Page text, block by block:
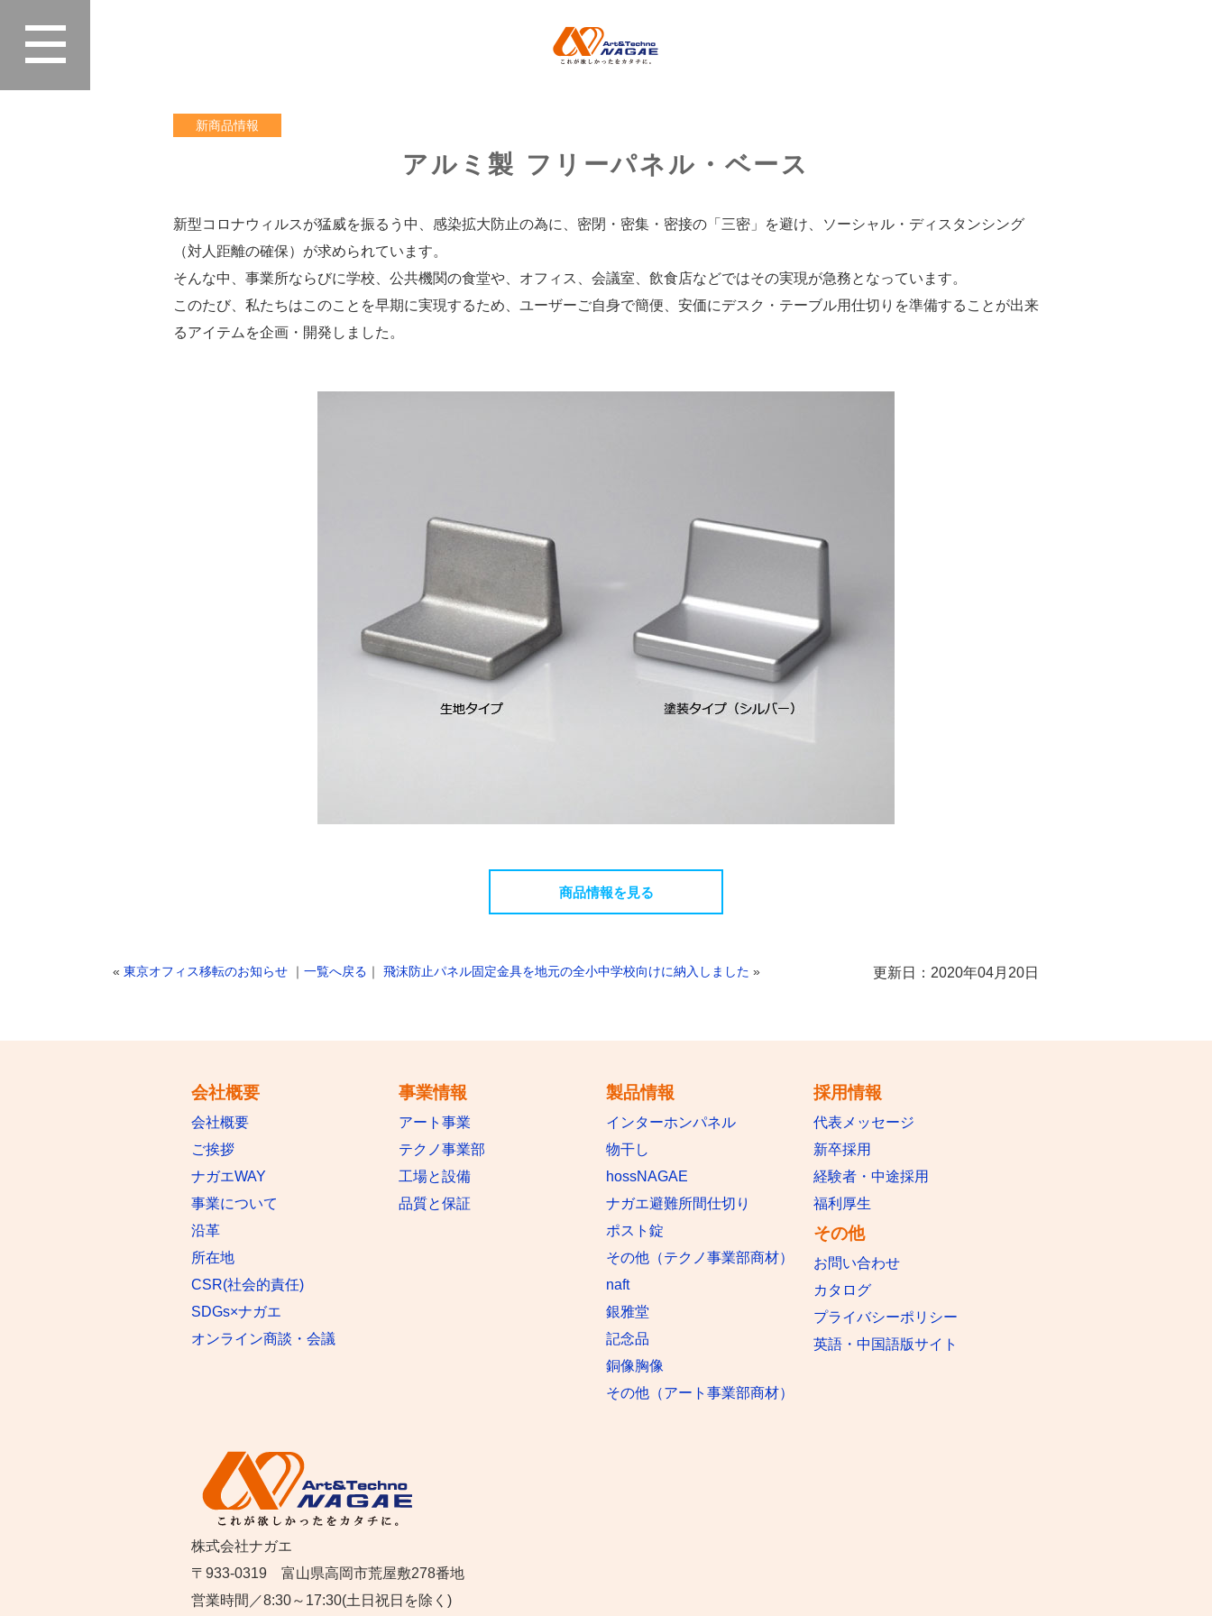
新商品情報
アルミ製 フリーパネル・ベース
新型コロナウィルスが猛威を振るう中、感染拡大防止の為に、密閉・密集・密接の「三密」を避け、ソーシャル・ディスタンシング
（対人距離の確保）が求められています。
そんな中、事業所ならびに学校、公共機関の食堂や、オフィス、会議室、飲食店などではその実現が急務となっています。
このたび、私たちはこのことを早期に実現するため、ユーザーご自身で簡便、安価にデスク・テーブル用仕切りを準備することが出来
るアイテムを企画・開発しました。
商品情報を見る
更新日：2020年04月20日
« 東京オフィス移転のお知らせ ｜ 一覧へ戻る ｜ 飛沫防止パネル固定金具を地元の全小中学校向けに納入しました »
会社概要
会社概要
ご挨拶
ナガエWAY
事業について
沿革
所在地
CSR(社会的責任)
SDGs×ナガエ
オンライン商談・会議
事業情報
アート事業
テクノ事業部
工場と設備
品質と保証
製品情報
インターホンパネル
物干し
hossNAGAE
ナガエ避難所間仕切り
ポスト錠
その他（テクノ事業部商材）
naft
銀雅堂
記念品
銅像胸像
その他（アート事業部商材）
採用情報
代表メッセージ
新卒採用
経験者・中途採用
福利厚生
その他
お問い合わせ
カタログ
プライバシーポリシー
英語・中国語版サイト
株式会社ナガエ
〒933-0319 富山県高岡市荒屋敷278番地
営業時間／8:30～17:30(土日祝日を除く)